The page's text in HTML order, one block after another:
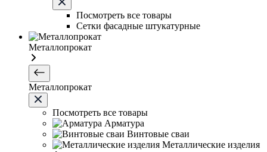
Посмотреть все товары
Сетки фасадные штукатурные
Металлопрокат
Металлопрокат
Посмотреть все товары
Арматура
Винтовые сваи
Металлические изделия